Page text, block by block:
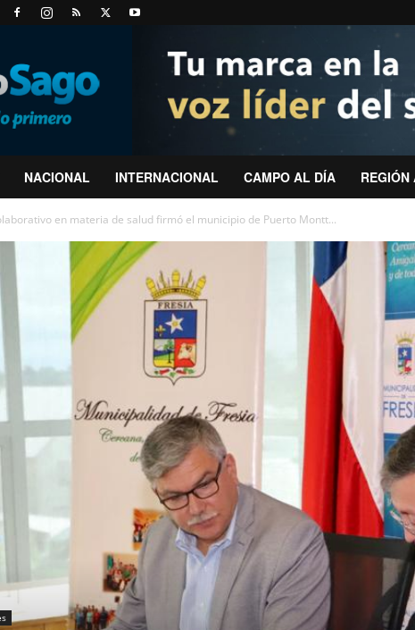
NACIONAL INTERNACIONAL CAMPO AL DÍA
en materia de salud firmó el municipio de Puerto Montt...